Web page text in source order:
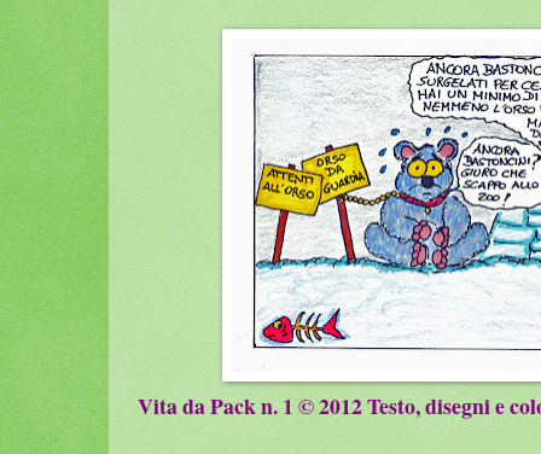
Vita da Pack n. 1 © 2012 Testo, disegni e